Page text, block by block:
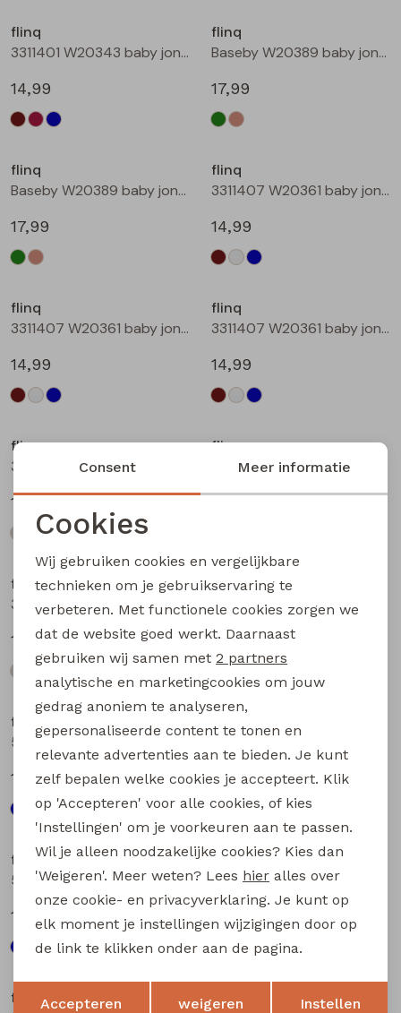
Bermuda's
flinq
3311401 W20343 baby jongens sweater Petrol
14,99
flinq
Baseby W20389 baby jongens vest Bottle
17,99
flinq
Baseby W20389 baby jongens vest Taupe
17,99
flinq
3311407 W20361 baby jongens sweater Bruin donker
14,99
flinq
3311407 W20361 baby jongens sweater Roest
14,99
flinq
3311407 W20361 baby jongens sweater Petrol
14,99
flinq
12,99
flinq
12,99
flinq
3311408 W20362 baby jongens sweater Blauw licht
12,99
flinq
17,99
flinq
506442BB W20263 baby jongens lange broek Denim black
17,99
16,99
flinq
506331BB W20264 baby jongens lange broek Denim black
16,99
flinq
16,99
flinq
flinq
Noodzakelijke cookies
Analytische cookies
Marketing cookies
Terug Opslaan
Consent Meer informatie
Cookies
Wij gebruiken cookies en vergelijkbare
technieken om je gebruikservaring te
verbeteren. Met functionele cookies zorgen we
dat de website goed werkt. Daarnaast
gebruiken wij samen met 2 partners
analytische en marketingcookies om jouw
gedrag anoniem te analyseren,
gepersonaliseerde content te tonen en
relevante advertenties aan te bieden. Je kunt
zelf bepalen welke cookies je accepteert. Klik
op 'Accepteren' voor alle cookies, of kies
'Instellingen' om je voorkeuren aan te passen.
Wil je alleen noodzakelijke cookies? Kies dan
'Weigeren'. Meer weten? Lees hier alles over
onze cookie- en privacyverklaring. Je kunt op
elk moment je instellingen wijzigingen door op
de link te klikken onder aan de pagina.
Accepteren weigeren Instellen